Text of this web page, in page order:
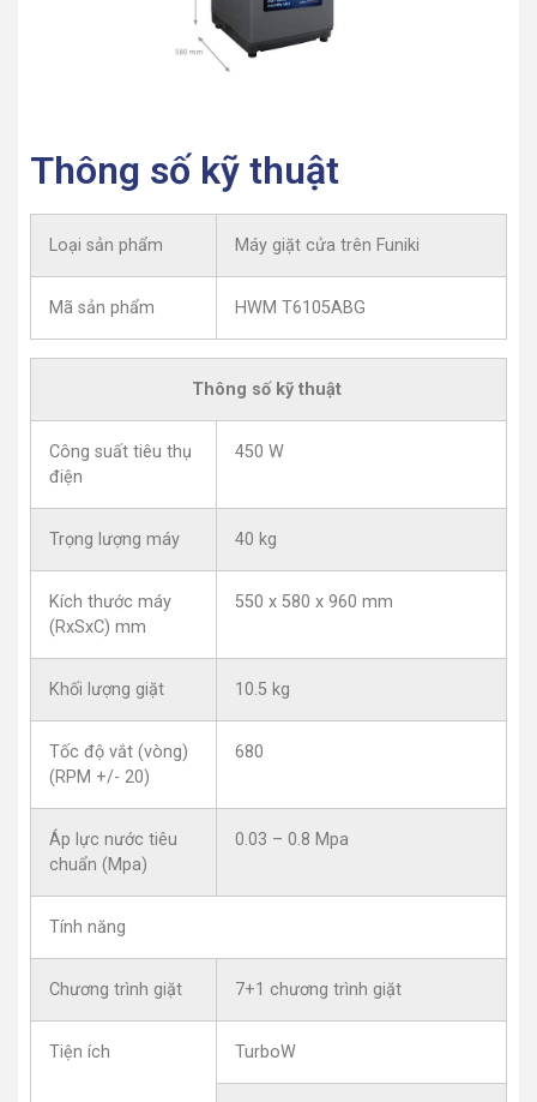
Thông số kỹ thuật
Loại sản phẩm Máy giặt cửa trên Funiki
Mã sản phẩm HWM T6105ABG
Thông số kỹ thuật
Công suất tiêu thụ
điện
450 W
Trọng lượng máy 40 kg
Kích thước máy
(RxSxC) mm
550 x 580 x 960 mm
Khối lượng giặt 10.5 kg
Tốc độ vắt (vòng)
(RPM +/- 20)
680
Áp lực nước tiêu
chuẩn (Mpa)
0.03 – 0.8 Mpa
Tính năng
Chương trình giặt 7+1 chương trình giặt
Tiện ích TurboW